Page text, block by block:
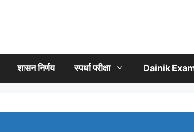
शासन निर्णय स्पर्धा परीक्षा Dainik